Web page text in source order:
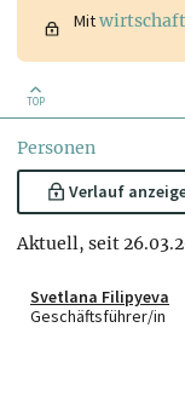
Mit
TOP
Personen
Verlauf
Aktuell, seit
Svetlana Filipyeva
Geschäftsführer/in